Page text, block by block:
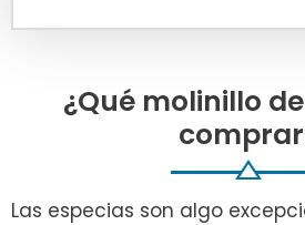
¿Qué molinillo
Las especias son algo